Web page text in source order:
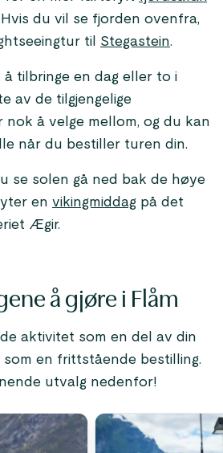
du vil se fjorden ovenfra,
til Stegastein.
tilbringe en dag eller to i
av de tilgjengelige
nok å velge mellom, og du kan
når du bestiller turen din.
se solen gå ned bak de høye
en vikingmiddag på det
Ægir.
å gjøre i Flåm
aktivitet som en del av din
som en frittstående bestilling.
utvalg nedenfor!